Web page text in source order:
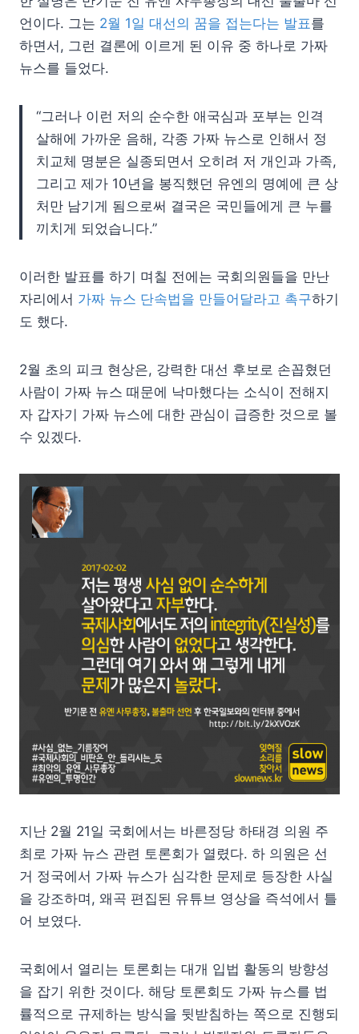
언이다. 그는 2월 1일 대선의 꿈을 접는다는 발표를
하면서, 그런 결론에 이르게 된 이유 중 하나로 가짜
뉴스를 들었다.
“그러나 이런 저의 순수한 애국심과 포부는 인격
살해에 가까운 음해, 각종 가짜 뉴스로 인해서 정
치교체 명분은 실종되면서 오히려 저 개인과 가족,
그리고 제가 10년을 봉직했던 유엔의 명예에 큰 상
처만 남기게 됨으로써 결국은 국민들에게 큰 누를
끼치게 되었습니다.”
이러한 발표를 하기 며칠 전에는 국회의원들을 만난
자리에서 가짜 뉴스 단속법을 만들어달라고 촉구하기
도 했다.
2월 초의 피크 현상은, 강력한 대선 후보로 손꼽혔던
사람이 가짜 뉴스 때문에 낙마했다는 소식이 전해지
자 갑자기 가짜 뉴스에 대한 관심이 급증한 것으로 볼
수 있겠다.
지난 2월 21일 국회에서는 바른정당 하태경 의원 주
최로 가짜 뉴스 관련 토론회가 열렸다. 하 의원은 선
거 정국에서 가짜 뉴스가 심각한 문제로 등장한 사실
을 강조하며, 왜곡 편집된 유튜브 영상을 즉석에서 틀
어 보였다.
국회에서 열리는 토론회는 대개 입법 활동의 방향성
을 잡기 위한 것이다. 해당 토론회도 가짜 뉴스를 법
률적으로 규제하는 방식을 뒷받침하는 쪽으로 진행되